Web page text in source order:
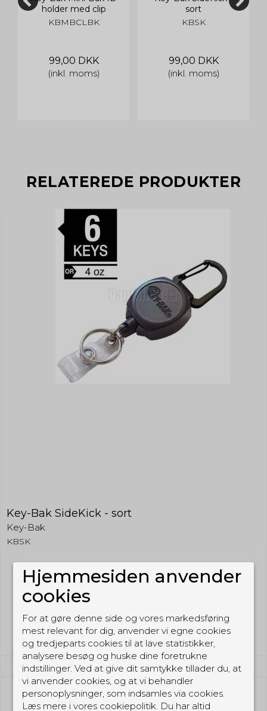
holder med clip
KBMBCLBK
99,00 DKK
(inkl. moms)
sort
KBSK
99,00 DKK
(inkl. moms)
RELATEREDE PRODUKTER
Key-Bak SideKick - sort
Key-Bak
KBSK
99,00 DKK
(inkl. moms)
Vis produkt
Hjemmesiden anvender
cookies
For at gøre denne side og vores markedsføring
mest relevant for dig, anvender vi egne cookies
og tredjeparts cookies til at lave statistikker,
analysere besøg og huske dine foretrukne
indstillinger. Ved at give dit samtykke tillader du, at
vi anvender cookies, og at vi behandler
personoplysninger, som indsamles via cookies.
Læs mere i vores cookiepolitik. Du har altid